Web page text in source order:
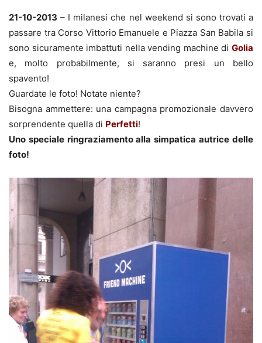
21-10-2013 – I milanesi che nel weekend si sono trovati a
passare tra Corso Vittorio Emanuele e Piazza San Babila si
sono sicuramente imbattuti nella vending machine di Golia
e, molto probabilmente, si saranno presi un bello
spavento!
Guardate le foto! Notate niente?
Bisogna ammettere: una campagna promozionale davvero
sorprendente quella di Perfetti!
Uno speciale ringraziamento alla simpatica autrice delle
foto!